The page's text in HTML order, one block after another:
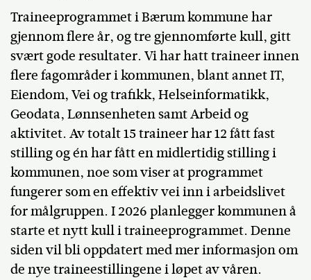
Traineeprogrammet i Bærum kommune har
gjennom flere år, og tre gjennomførte kull, gitt
svært gode resultater. Vi har hatt traineer innen
flere fagområder i kommunen, blant annet IT,
Eiendom, Vei og trafikk, Helseinformatikk,
Geodata, Lønnsenheten samt Arbeid og
aktivitet. Av totalt 15 traineer har 12 fått fast
stilling og én har fått en midlertidig stilling i
kommunen, noe som viser at programmet
fungerer som en effektiv vei inn i arbeidslivet
for målgruppen. I 2026 planlegger kommunen å
starte et nytt kull i traineeprogrammet. Denne
siden vil bli oppdatert med mer informasjon om
de nye traineestillingene i løpet av våren.